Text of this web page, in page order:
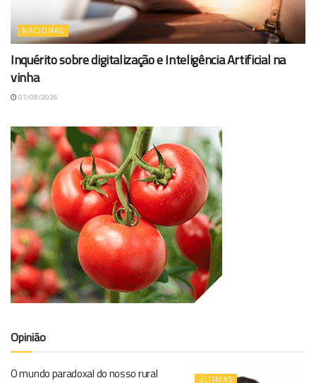
NACIONAL
Inquérito sobre digitalização e Inteligência Artificial na
vinha
07/08/2026
Opinião
ÚLTIMAS
O mundo paradoxal do nosso rural